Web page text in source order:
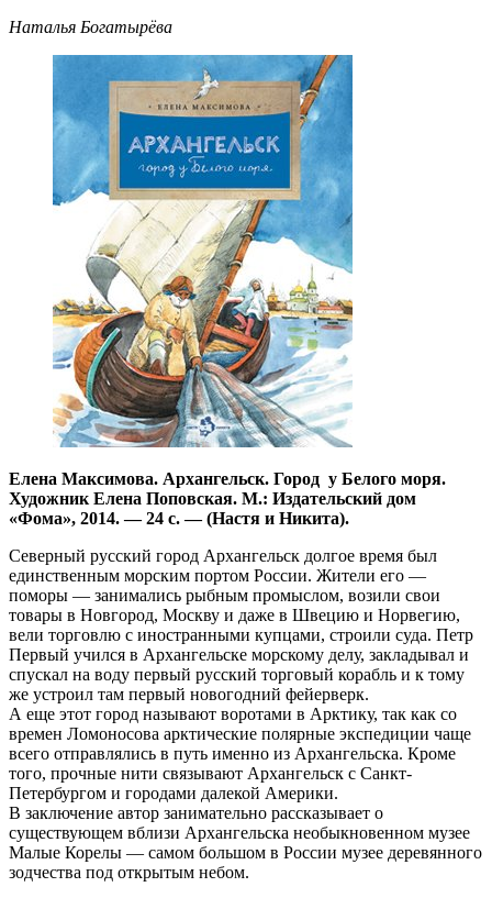
Наталья Богатырёва
Елена Максимова. Архангельск. Город у Белого моря.
Художник Елена Поповская. М.: Издательский дом
«Фома», 2014. — 24 с. — (Настя и Никита).
Северный русский город Архангельск долгое время был
единственным морским портом России. Жители его —
поморы — занимались рыбным промыслом, возили свои
товары в Новгород, Москву и даже в Швецию и Норвегию,
вели торговлю с иностранными купцами, строили суда. Петр
Первый учился в Архангельске морскому делу, закладывал и
спускал на воду первый русский торговый корабль и к тому
же устроил там первый новогодний фейерверк.
А еще этот город называют воротами в Арктику, так как со
времен Ломоносова арктические полярные экспедиции чаще
всего отправлялись в путь именно из Архангельска. Кроме
того, прочные нити связывают Архангельск с Санкт-
Петербургом и городами далекой Америки.
В заключение автор занимательно рассказывает о
существующем вблизи Архангельска необыкновенном музее
Малые Корелы — самом большом в России музее деревянного
зодчества под открытым небом.